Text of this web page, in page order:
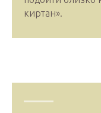
киртан».